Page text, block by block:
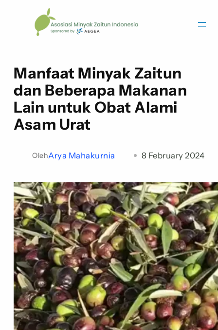
Manfaat Minyak Zaitun
dan Beberapa Makanan
Lain untuk Obat Alami
Asam Urat
OlehArya Mahakurnia 8 February 2024